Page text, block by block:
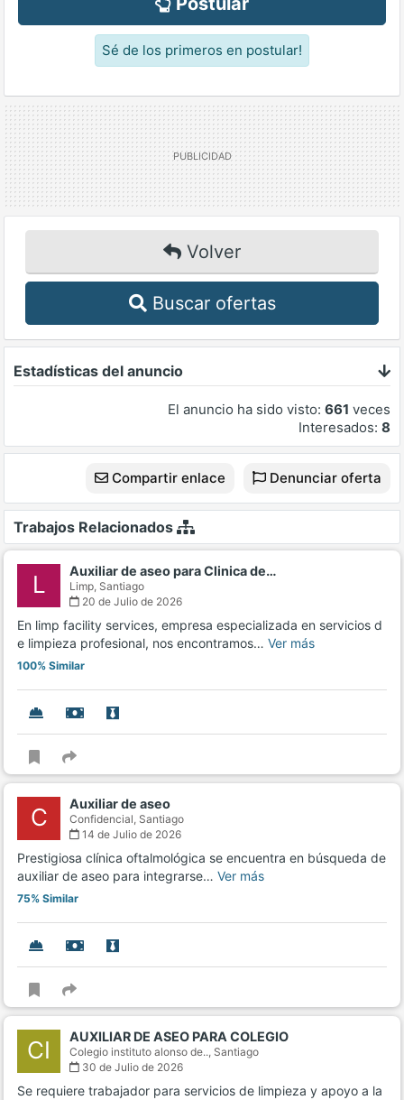
Sé de los primeros en postular!
Volver
Buscar ofertas
Estadísticas del anuncio
El anuncio ha sido visto: 661 veces
Interesados: 8
Compartir enlace Denunciar oferta
Trabajos Relacionados
L Auxiliar de aseo para Clinica de…
Limp, Santiago
20 de Julio de 2026
En limp facility services, empresa especializada en servicios d
e limpieza profesional, nos encontramos… Ver más
100% Similar
C Auxiliar de aseo
Confidencial, Santiago
14 de Julio de 2026
Prestigiosa clínica oftalmológica se encuentra en búsqueda de
auxiliar de aseo para integrarse… Ver más
75% Similar
CI AUXILIAR DE ASEO PARA COLEGIO
Colegio instituto alonso de.., Santiago
30 de Julio de 2026
Se requiere trabajador para servicios de limpieza y apoyo a la